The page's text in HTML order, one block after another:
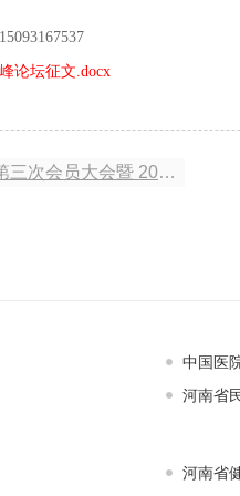
论坛征文.docx
2019年医院管理高峰论坛征文的通知
中国医
河南省
河南省